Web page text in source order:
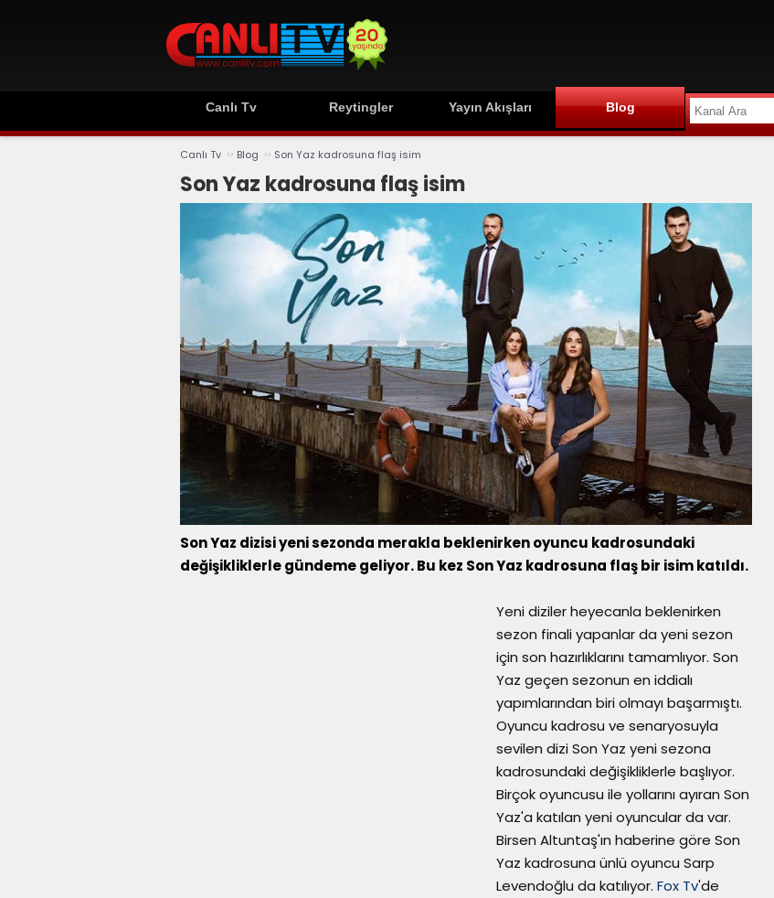
Canlı Tv Reytingler Yayın Akışları Blog
Canlı Tv ›› Blog ›› Son Yaz kadrosuna flaş isim
Son Yaz kadrosuna flaş isim
Son Yaz dizisi yeni sezonda merakla beklenirken oyuncu kadrosundaki
değişikliklerle gündeme geliyor. Bu kez Son Yaz kadrosuna flaş bir isim katıldı.
Yeni diziler heyecanla beklenirken
sezon finali yapanlar da yeni sezon
için son hazırlıklarını tamamlıyor. Son
Yaz geçen sezonun en iddialı
yapımlarından biri olmayı başarmıştı.
Oyuncu kadrosu ve senaryosuyla
sevilen dizi Son Yaz yeni sezona
kadrosundaki değişikliklerle başlıyor.
Birçok oyuncusu ile yollarını ayıran Son
Yaz'a katılan yeni oyuncular da var.
Birsen Altuntaş'ın haberine göre Son
Yaz kadrosuna ünlü oyuncu Sarp
Levendoğlu da katılıyor. Fox Tv'de